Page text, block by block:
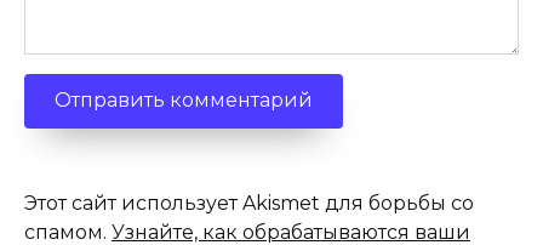
Этот сайт использует Akismet для борьбы со
спамом. Узнайте, как обрабатываются ваши